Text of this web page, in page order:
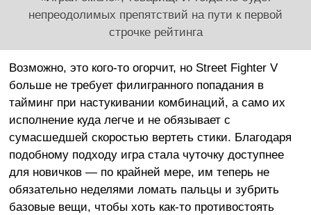
непреодолимых препятствий на пути к первой
строчке рейтинга
Возможно, это кого-то огорчит, но Street Fighter V
больше не требует филигранного попадания в
тайминг при настукивании комбинаций, а само их
исполнение куда легче и не обязывает с
сумасшедшей скоростью вертеть стики. Благодаря
подобному подходу игра стала чуточку доступнее
для новичков — по крайней мере, им теперь не
обязательно неделями ломать пальцы и зубрить
базовые вещи, чтобы хоть как-то противостоять